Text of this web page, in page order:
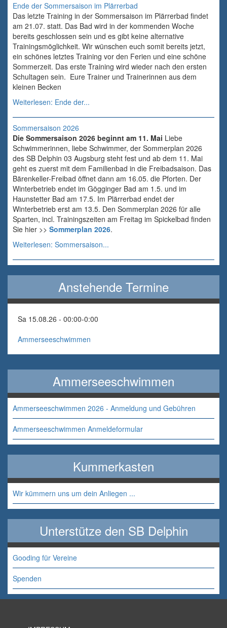
Ende der Sommersaison im Plärrerbad
Das letzte Training in der Sommersaison im Plärrerbad findet
am 21.07. statt. Das Bad wird in der kommenden Woche
bereits geschlossen sein und es gibt keine alternative
Trainingsmöglichkeit. Wir wünschen euch somit bereits jetzt,
ein schönes letztes Training vor den Ferien und eine schöne
Sommerzeit. Das erste Training wird wieder nach den ersten
Schultagen sein. Eure Trainer und Trainerinnen aus dem
kleinen Becken
Weiterlesen: Ende der...
Sommersaison 2026
Die Sommersaison 2026 beginnt am 11. Mai Liebe
Schwimmerinnen, liebe Schwimmer, der Sommerplan 2026
des SB Delphin 03 Augsburg steht fest und ab dem 11. Mai
geht es zuerst mit dem Familienbad in die Freibadsaison. Das
Bärenkeller-Freibad öffnet dann am 16.05. die Pforten. Der
Winterbetrieb endet im Gögginger Bad am 1.5. und im
Haunstetter Bad am 17.5. Im Plärrerbad endet der
Winterbetrieb erst am 13.5. Den Sommerplan 2026 für alle
Sparten, incl. Trainingszeiten am Freitag im Spickelbad finden
Sie hier >> Sommerplan 2026.
Weiterlesen: Sommersaison...
Anstehende Termine
Sa 15.08.26 - 00:00-0:00
Ammerseeschwimmen
Ammerseeschwimmen
Ammerseeschwimmen 2026 - Anmeldung und Gebühren
Ammerseeschwimmen Anmeldeformular
Kummerkasten
Wir kümmern uns um dein Anliegen ...
Unterstütze den SB Delphin
Gooding für Vereine
Spenden